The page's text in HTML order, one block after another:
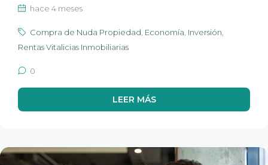
hace 4 meses
Compra de Nuda Propiedad Economía Inversión
Rentas Vitalicias Inmobiliarias
0
LEER MÁS